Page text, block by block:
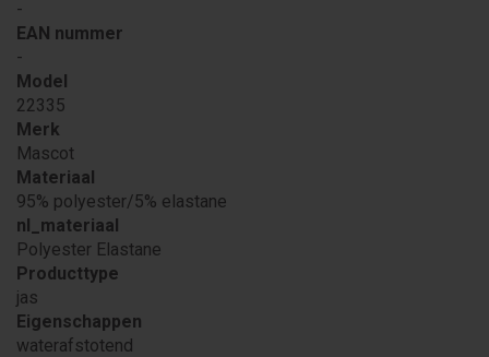
-
EAN nummer
-
Model
22335
Merk
Mascot
Materiaal
95% polyester/5% elastane
nl_materiaal
Polyester Elastane
Producttype
jas
Eigenschappen
waterafstotend